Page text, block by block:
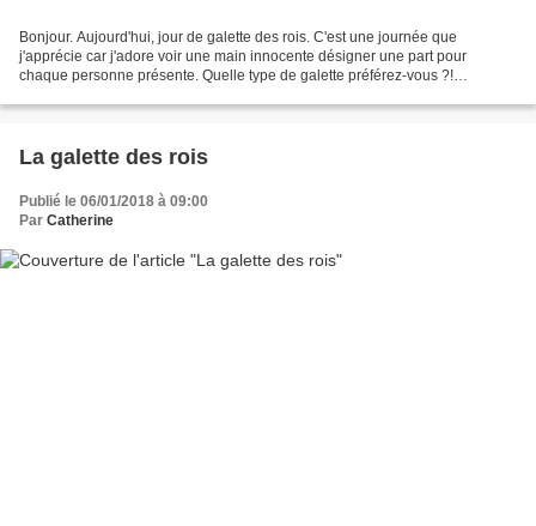
Bonjour. Aujourd'hui, jour de galette des rois. C'est une journée que
j'apprécie car j'adore voir une main innocente désigner une part pour
chaque personne présente. Quelle type de galette préférez-vous ?!
La galette des rois
Publié le 06/01/2018 à 09:00
Par Catherine